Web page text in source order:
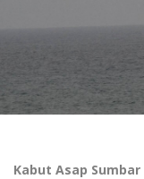
Kabut Asap Sumbar